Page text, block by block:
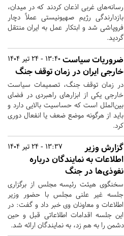
رسانه‌های غربی اذعان کردند که در میدان،
بازدارندگی رژیم صهیونیستی عملاً دچار
فروپاشی شد و ابتکار عمل به ایران منتقل
گردید.
13:40 - 24 تیر 1404 ضروریات سیاست
خارجی ایران در زمان توقف جنگ
در زمان توقف جنگ، تصمیمات سیاست
خارجی یکی از ابزارهای راهبردی در فضای
بین‌الملل است که حساسیت بالایی دارد و
باید از هرگونه موضع ضعف یا انفعال دوری
کرد.
13:37 - 24 تیر 1404
گزارش وزیر
اطلاعات به نمایندگان درباره
نفوذی‌ها در جنگ
سخنگوی هیئت رئیسه مجلس از برگزاری
جلسه غیر علنی مجلس با حضور وزیر
اطلاعات و معاونان وی خبر داد و گفت‌: در
این جلسه اقدامات اطلاعاتی قبل و حین